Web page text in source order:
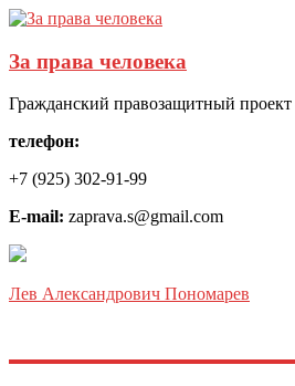
За права человека
Гражданский правозащитный
телефон:
+7 (925) 302-91-99
E-mail: zaprava.s@gmail.com
Лев Александрович Пономарев